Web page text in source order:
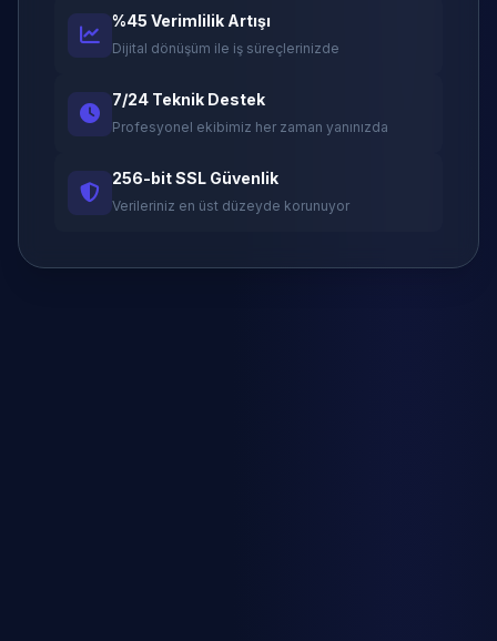
%45 Verimlilik Artışı
Dijital dönüşüm ile iş süreçlerinizde
7/24 Teknik Destek
Profesyonel ekibimiz her zaman yanınızda
256-bit SSL Güvenlik
Verileriniz en üst düzeyde korunuyor